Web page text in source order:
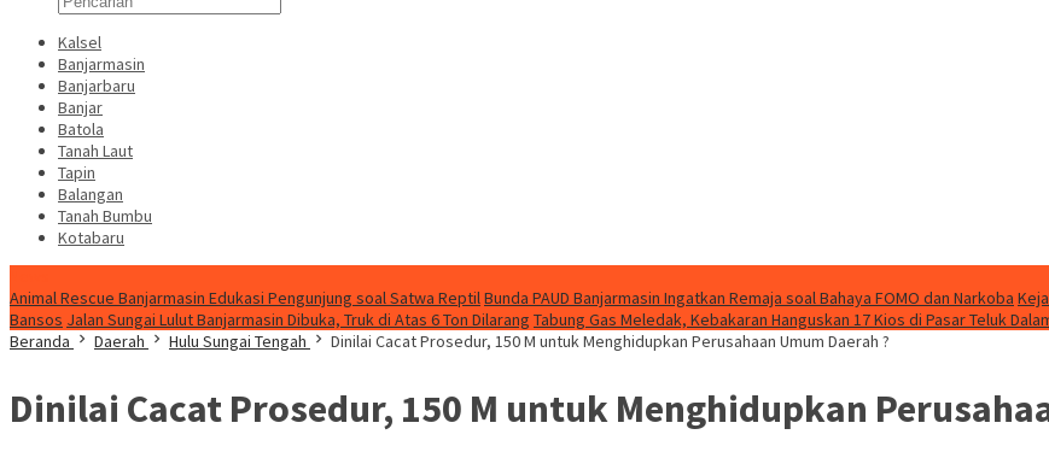
Kalsel
Banjarmasin
Banjarbaru
Banjar
Batola
Tanah Laut
Tapin
Balangan
Tanah Bumbu
Kotabaru
Animal Rescue Banjarmasin Edukasi Pengunjung soal Satwa ReptilBunda PAUD Banjarmasin Ingatkan Remaja soal Bahaya FOMO dan Narkoba
Bansos Jalan Sungai Lulut Banjarmasin Dibuka, Truk di Atas 6 Ton Dilarang Tabung Gas Meledak, Kebakaran Hanguskan 17 Kios di Pasar Teluk
Beranda
Daerah Hulu Sungai Tengah Dinilai Cacat Prosedur, 150 M untuk Menghidupkan Perusahaan Umum Daerah ?
Dinilai Cacat Prosedur, 150 M untuk Menghidupkan